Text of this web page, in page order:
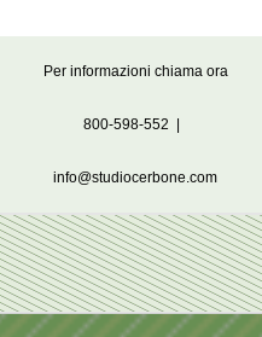
Per informazioni chiama ora
800-598-552
info@studiocerbone.com